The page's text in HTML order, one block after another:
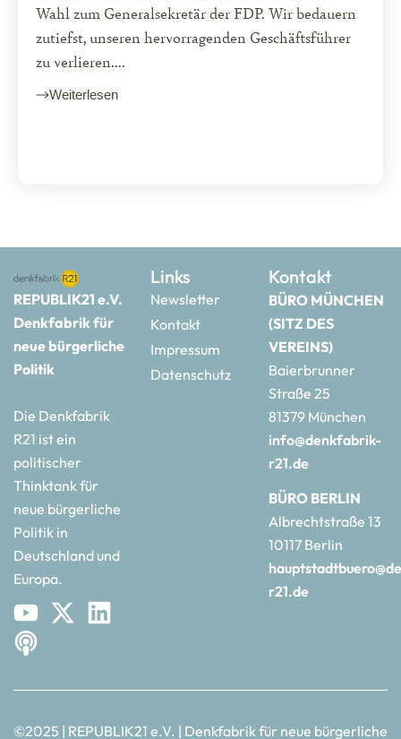
Wahl zum Generalsekretär der FDP. Wir bedauern
zutiefst, unseren hervorragenden Geschäftsführer
zu verlieren....
Weiterlesen
REPUBLIK21 e.V.
Denkfabrik für
neue bürgerliche
Politik
Die Denkfabrik
R21 ist ein
politischer
Thinktank für
neue bürgerliche
Politik in
Deutschland und
Europa.
Links
Newsletter
Kontakt
Impressum
Datenschutz
Kontakt
BÜRO MÜNCHEN
(SITZ DES
VEREINS)
Baierbrunner
Straße 25
81379 München
info@denkfabrik-
r21.de
BÜRO BERLIN
Albrechtstraße 13
10117 Berlin
r21.de
©2025 | REPUBLIK21 e.V. | Denkfabrik für neue bürgerliche